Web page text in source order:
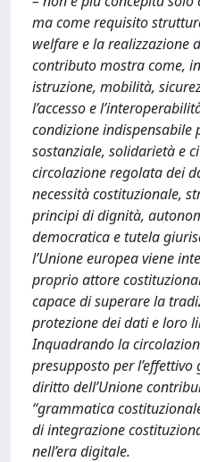
ma come requisito
welfare e la
contributo mostra come,
istruzione, mobilità,
l’accesso e
condizione
sostanziale, solidarietà e
circolazione regolata dei
necessità costituzionale,
principi di dignità,
democratica e tutela
l’Unione europea viene
proprio attore
capace di superare la
protezione dei dati e loro
Inquadrando la
presupposto per
diritto dell’Unione
“grammatica
di integrazione
nell’era digitale.